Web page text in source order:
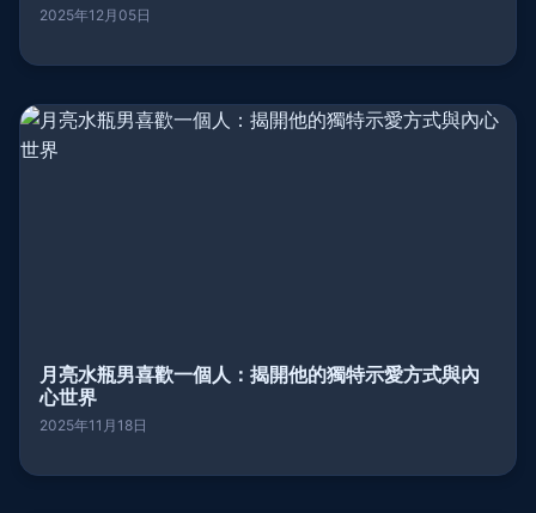
2025年12月05日
月亮水瓶男喜歡一個人：揭開他的獨特示愛方式與內
心世界
2025年11月18日